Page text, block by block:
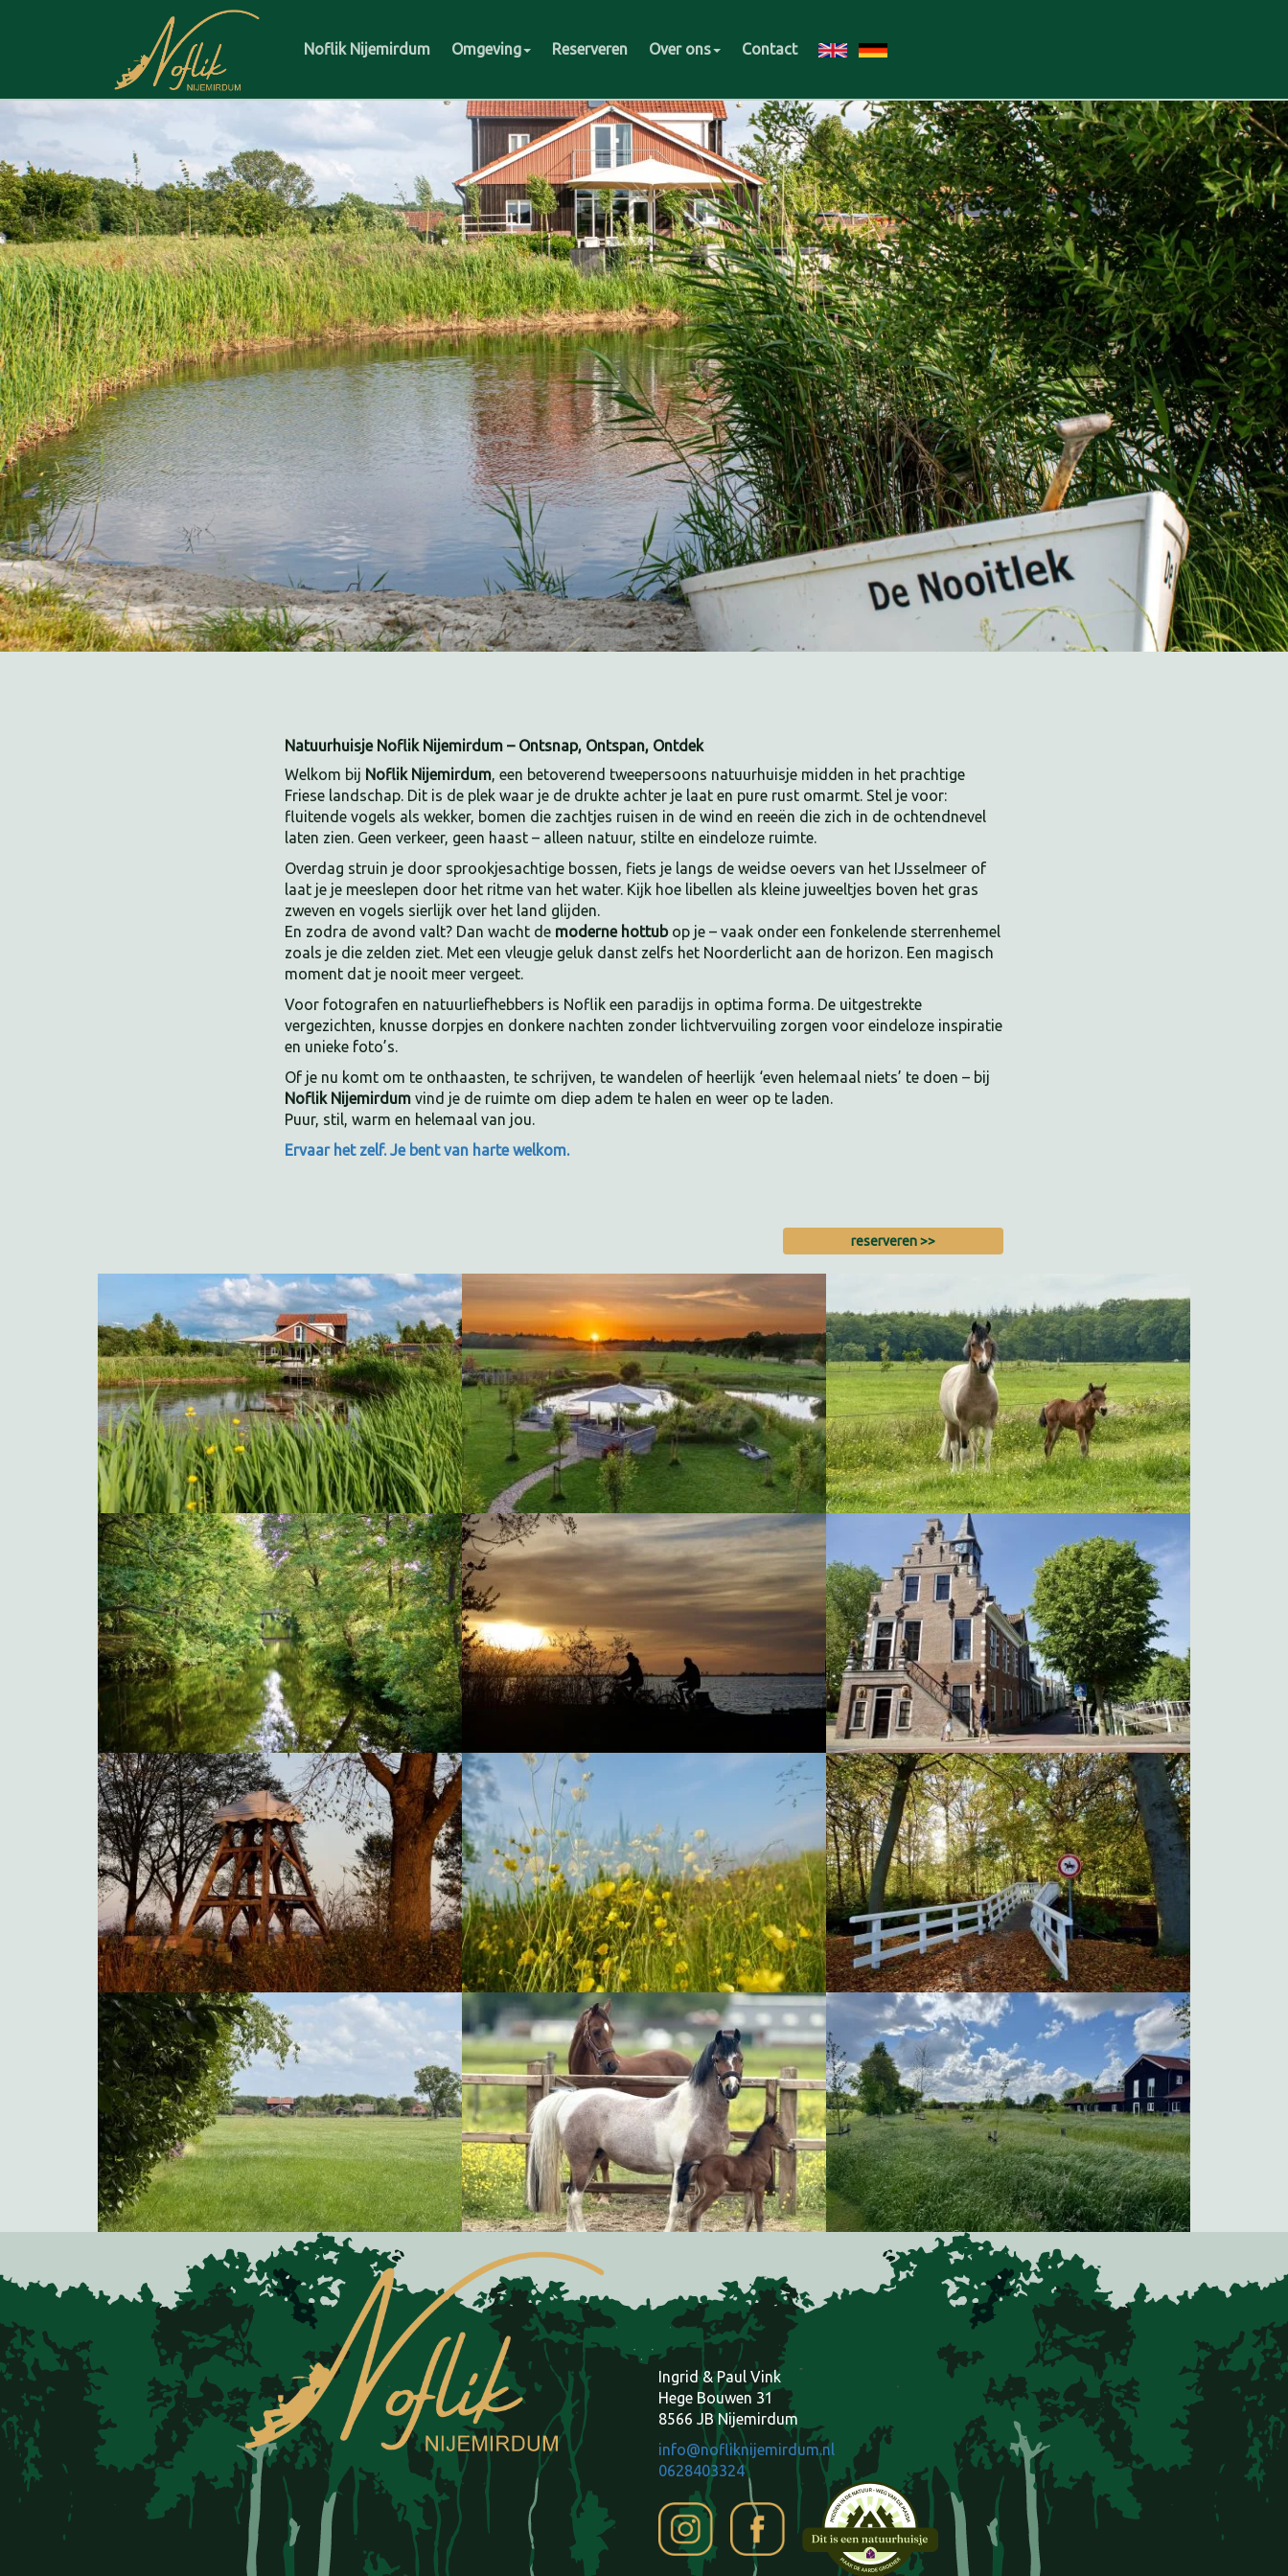
Noflik Nijemirdum Omgeving Reserveren Over ons Contact
Natuurhuisje Noflik Nijemirdum – Ontsnap, Ontspan, Ontdek
Welkom bij Noflik Nijemirdum, een betoverend tweepersoons natuurhuisje midden in het prachtige
Friese landschap. Dit is de plek waar je de drukte achter je laat en pure rust omarmt. Stel je voor:
fluitende vogels als wekker, bomen die zachtjes ruisen in de wind en reeën die zich in de ochtendnevel
laten zien. Geen verkeer, geen haast – alleen natuur, stilte en eindeloze ruimte.
Overdag struin je door sprookjesachtige bossen, fiets je langs de weidse oevers van het IJsselmeer of
laat je je meeslepen door het ritme van het water. Kijk hoe libellen als kleine juweeltjes boven het gras
zweven en vogels sierlijk over het land glijden.
En zodra de avond valt? Dan wacht de moderne hottubop je – vaak onder een fonkelende sterrenhemel
zoals je die zelden ziet. Met een vleugje geluk danst zelfs het Noorderlicht aan de horizon. Een magisch
moment dat je nooit meer vergeet.
Voor fotografen en natuurliefhebbers is Noflik een paradijs in optima forma. De uitgestrekte
vergezichten, knusse dorpjes en donkere nachten zonder lichtvervuiling zorgen voor eindeloze inspiratie
en unieke foto’s.
Of je nu komt om te onthaasten, te schrijven, te wandelen of heerlijk ‘even helemaal niets’ te doen – bij
Noflik Nijemirdum vind je de ruimte om diep adem te halen en weer op te laden.
Puur, stil, warm en helemaal van jou.
Ervaar het zelf. Je bent van harte welkom.
reserveren >>
De Luts Chrissie en Billie
Fietsen langs de Fluessen Klokkenstoel
Weides vol met boterbloemen Chrissie en Billie Weg naar Nijemirdum
Ingrid & Paul Vink
Hege Bouwen 31
8566 JB Nijemirdum
info@nofliknijemirdum.nl
0628403324